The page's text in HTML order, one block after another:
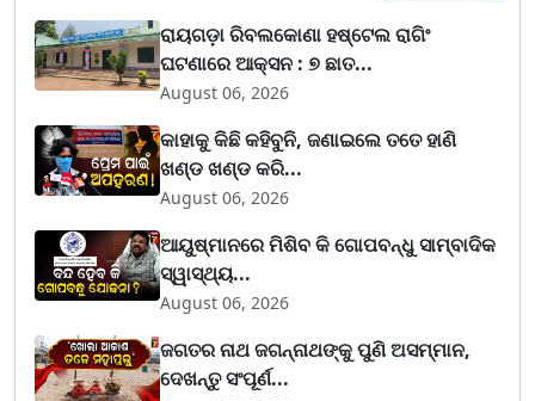
ରାୟଗଡ଼ା ରିବଲକୋଣା ହଷ୍ଟେଲ ରାଗିଂ
ଘଟଣାରେ ଆକ୍ସନ : ୭ ଛାତ...
August 06, 2026
କାହାକୁ କିଛି କହିବୁନି, ଜଣାଇଲେ ତତେ ହାଣି
ଖଣ୍ଡ ଖଣ୍ଡ କରି...
August 06, 2026
ଆୟୁଷ୍ମାନରେ ମିଶିବ କି ଗୋପବନ୍ଧୁ ସାମ୍ବାଦିକ
ସ୍ୱାସ୍ଥ୍ୟ...
August 06, 2026
ଜଗତର ନାଥ ଜଗନ୍ନାଥଙ୍କୁ ପୁଣି ଅସମ୍ମାନ,
ଦେଖନ୍ତୁ ସଂପୂର୍ଣ...